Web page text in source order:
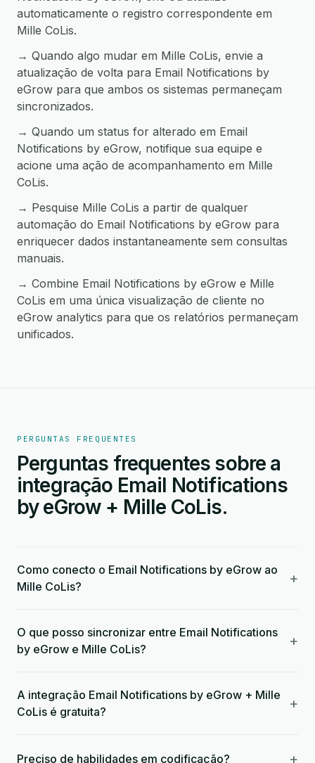
automaticamente o registro correspondente em
Mille CoLis.
→ Quando algo mudar em Mille CoLis, envie a
atualização de volta para Email Notifications by
eGrow para que ambos os sistemas permaneçam
sincronizados.
→ Quando um status for alterado em Email
Notifications by eGrow, notifique sua equipe e
acione uma ação de acompanhamento em Mille
CoLis.
→ Pesquise Mille CoLis a partir de qualquer
automação do Email Notifications by eGrow para
enriquecer dados instantaneamente sem consultas
manuais.
→ Combine Email Notifications by eGrow e Mille
CoLis em uma única visualização de cliente no
eGrow analytics para que os relatórios permaneçam
unificados.
PERGUNTAS FREQUENTES
Perguntas frequentes sobre a
integração Email Notifications
by eGrow + Mille CoLis.
Como conecto o Email Notifications by eGrow ao
Mille CoLis?
+
O que posso sincronizar entre Email Notifications
by eGrow e Mille CoLis?
+
A integração Email Notifications by eGrow + Mille
CoLis é gratuita?
+
Preciso de habilidades em codificação? +